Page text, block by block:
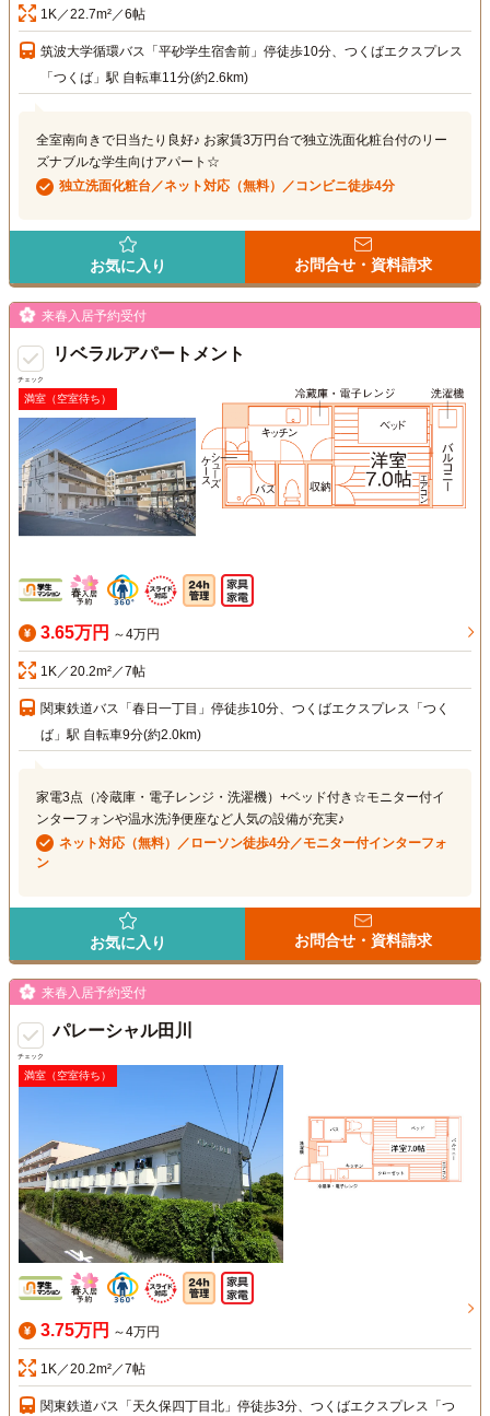
1K／22.7m²／6帖
筑波大学循環バス「平砂学生宿舎前」停徒歩10分、つくばエクスプレス
「つくば」駅 自転車11分(約2.6km)
全室南向きで日当たり良好♪ お家賃3万円台で独立洗面化粧台付のリー
ズナブルな学生向けアパート☆
独立洗面化粧台／ネット対応（無料）／コンビニ徒歩4分
お気に入り お問合せ・資料請求
チェック
来春入居予約受付
リベラルアパートメント
満室（空室待ち）
3.65万円 ～4万円
1K／20.2m²／7帖
関東鉄道バス「春日一丁目」停徒歩10分、つくばエクスプレス「つく
ば」駅 自転車9分(約2.0km)
家電3点（冷蔵庫・電子レンジ・洗濯機）+ベッド付き☆モニター付イ
ンターフォンや温水洗浄便座など人気の設備が充実♪
ネット対応（無料）／ローソン徒歩4分／モニター付インターフォ
ン
お気に入り お問合せ・資料請求
チェック
来春入居予約受付
パレーシャル田川
満室（空室待ち）
3.75万円 ～4万円
1K／20.2m²／7帖
関東鉄道バス「天久保四丁目北」停徒歩3分、つくばエクスプレス「つ